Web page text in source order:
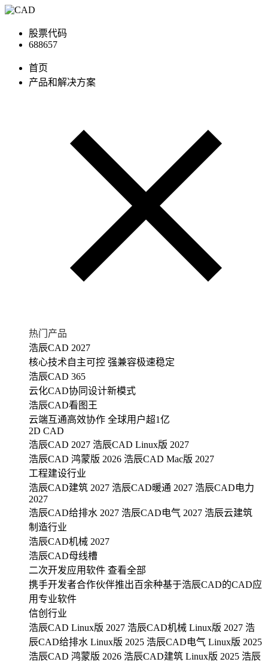
股票代码
688657
首页
产品和解决方案
热门产品
浩辰CAD 2027
核心技术自主可控 强兼容极速稳定
浩辰CAD 365
云化CAD协同设计新模式
浩辰CAD看图王
云端互通高效协作 全球用户超1亿
2D CAD
浩辰CAD 2027 浩辰CAD Linux版 2027
浩辰CAD 鸿蒙版 2026 浩辰CAD Mac版 2027
工程建设行业
浩辰CAD建筑 2027 浩辰CAD暖通 2027 浩辰CAD电力
2027
浩辰CAD给排水 2027 浩辰CAD电气 2027 浩辰云建筑
制造行业
浩辰CAD机械 2027
浩辰CAD母线槽
二次开发应用软件 查看全部
携手开发者合作伙伴推出百余种基于浩辰CAD的CAD应
用专业软件
信创行业
浩辰CAD Linux版 2027 浩辰CAD机械 Linux版 2027 浩
辰CAD给排水 Linux版 2025 浩辰CAD电气 Linux版 2025
浩辰CAD 鸿蒙版 2026 浩辰CAD建筑 Linux版 2025 浩辰